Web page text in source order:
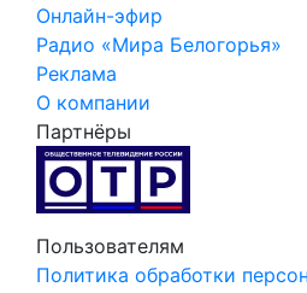
Онлайн-эфир
Радио «Мира Белогорья»
Реклама
О компании
Партнёры
Пользователям
Политика обработки